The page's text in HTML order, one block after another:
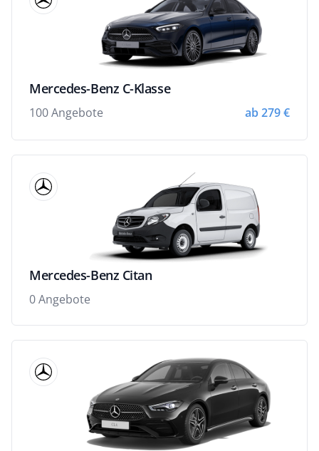
Mercedes-Benz C-Klasse
100 Angebote ab 279 €
Mercedes-Benz Citan
0 Angebote